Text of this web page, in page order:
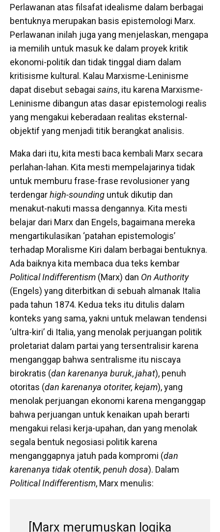
Perlawanan atas filsafat idealisme dalam berbagai
bentuknya merupakan basis epistemologi Marx.
Perlawanan inilah juga yang menjelaskan, mengapa
ia memilih untuk masuk ke dalam proyek kritik
ekonomi-politik dan tidak tinggal diam dalam
kritisisme kultural. Kalau Marxisme-Leninisme
dapat disebut sebagai sains, itu karena Marxisme-
Leninisme dibangun atas dasar epistemologi realis
yang mengakui keberadaan realitas eksternal-
objektif yang menjadi titik berangkat analisis.
Maka dari itu, kita mesti baca kembali Marx secara
perlahan-lahan. Kita mesti mempelajarinya tidak
untuk memburu frase-frase revolusioner yang
terdengarhigh-sounding untuk dikutip dan
menakut-nakuti massa dengannya. Kita mesti
belajar dari Marx dan Engels, bagaimana mereka
mengartikulasikan ‘patahan epistemologis’
terhadap Moralisme Kiri dalam berbagai bentuknya.
Ada baiknya kita membaca dua teks kembar
Political Indifferentism (Marx) dan On Authority
(Engels) yang diterbitkan di sebuah almanak Italia
pada tahun 1874. Kedua teks itu ditulis dalam
konteks yang sama, yakni untuk melawan tendensi
‘ultra-kiri’ di Italia, yang menolak perjuangan politik
proletariat dalam partai yang tersentralisir karena
menganggap bahwa sentralisme itu niscaya
birokratis (dan karenanya buruk,jahat), penuh
otoritas (dan karenanya otoriter, kejam), yang
menolak perjuangan ekonomi karena menganggap
bahwa perjuangan untuk kenaikan upah berarti
mengakui relasi kerja-upahan, dan yang menolak
segala bentuk negosiasi politik karena
menganggapnya jatuh pada kompromi (dan
karenanya tidak otentik, penuh dosa). Dalam
Political Indifferentism, Marx menulis:
[Marx merumuskan logika